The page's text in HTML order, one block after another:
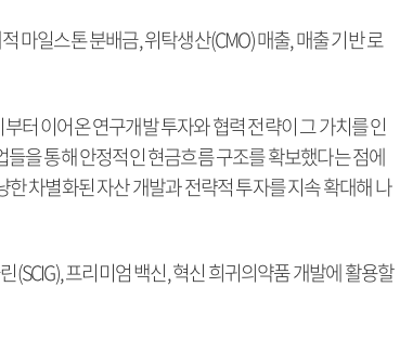
마일스톤 분배금, 위탁생산(CMO) 매출, 매출 기반 로
터 이어온 연구개발 투자와 협력 전략이 그 가치를 인
을 통해 안정적인 현금흐름 구조를 확보했다는 점에
차별화된 자산 개발과 전략적 투자를 지속 확대해 나
프리미엄 백신, 혁신 희귀의약품 개발에 활용할